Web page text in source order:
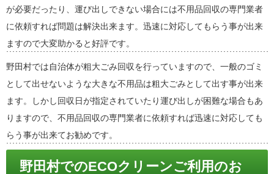
が必要だったり、運び出しできない場合には不用品回収の専門業者
に依頼すれば問題は解決出来ます。迅速に対応してもらう事が出来
ますので大変助かると好評です。
野田村では自治体が粗大ごみ回収を行っていますので、一般のゴミ
として出せないような大きな不用品は粗大ごみとして出す事が出来
ます。しかし回収日が指定されていたり運び出しが困難な場合もあ
りますので、不用品回収の専門業者に依頼すれば迅速に対応しても
らう事が出来てお勧めです。
野田村でのECOクリーンご利用のお